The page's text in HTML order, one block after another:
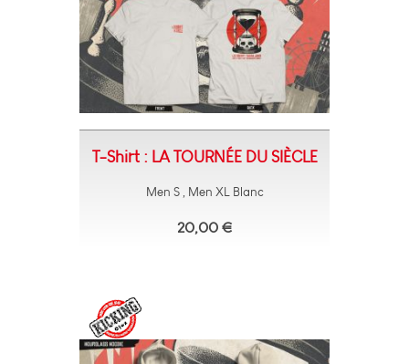
T-Shirt : LA TOURNÉE DU SIÈCLE
Men S , Men XL Blanc
20,00 €